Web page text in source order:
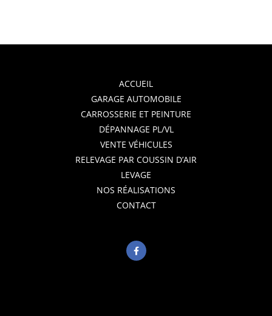
ACCUEIL
GARAGE AUTOMOBILE
CARROSSERIE ET PEINTURE
DÉPANNAGE PL/VL
VENTE VÉHICULES
RELEVAGE PAR COUSSIN D’AIR
LEVAGE
NOS RÉALISATIONS
CONTACT